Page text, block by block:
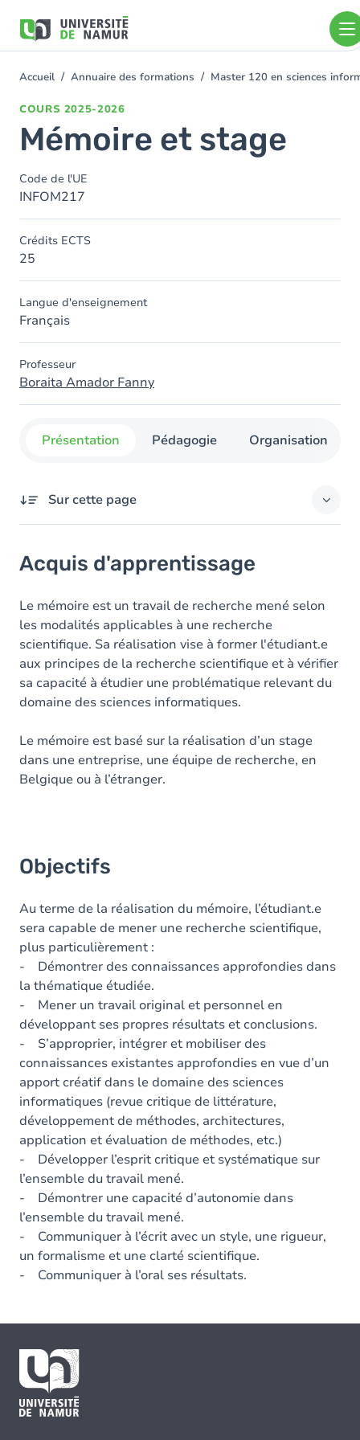
contenu
You
Accueil Annuaire des formations Master 120 en sciences
COURS 2025-2026
Mémoire et stage
Code de l'UE
INFOM217
Crédits ECTS
25
Langue d'enseignement
Français
Professeur
Boraita Amador Fanny
Présentation Pédagogie Organisation
Sur cette page
Objectifs
Acquis d'apprentissage
Le mémoire est un travail de recherche mené selon
les modalités applicables à une recherche
scientifique. Sa réalisation vise à former l'étudiant.e
aux principes de la recherche scientifique et à vérifier
sa capacité à étudier une problématique relevant du
domaine des sciences informatiques.
Le mémoire est basé sur la réalisation d’un stage
dans une entreprise, une équipe de recherche, en
Belgique ou à l’étranger.
Objectifs
Au terme de la réalisation du mémoire, l’étudiant.e
sera capable de mener une recherche scientifique,
plus particulièrement :
- Démontrer des connaissances approfondies dans
la thématique étudiée.
- Mener un travail original et personnel en
développant ses propres résultats et conclusions.
- S’approprier, intégrer et mobiliser des
connaissances existantes approfondies en vue d’un
apport créatif dans le domaine des sciences
informatiques (revue critique de littérature,
développement de méthodes, architectures,
application et évaluation de méthodes, etc.)
- Développer l’esprit critique et systématique sur
l’ensemble du travail mené.
- Démontrer une capacité d’autonomie dans
l’ensemble du travail mené.
- Communiquer à l’écrit avec un style, une rigueur,
un formalisme et une clarté scientifique.
- Communiquer à l’oral ses résultats.